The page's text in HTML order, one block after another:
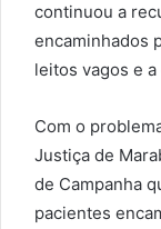
continuou a
encaminhados
leitos vagos e
Com o
Justiça de
de Campanha
pacientes